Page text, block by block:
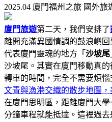
2025.04 廈門福州之旅 國外旅
廈門旅遊第二天，我們安排了
離開充滿異國情調的鼓浪嶼
代表廈門靈魂的地方「 沙坡尾
沙坡尾。其實在廈門移動真
轉車的時間，完全不需要煩惱
文青與漁港交織的散步地圖，
在廈門思明區，距離廈門大
分鐘車程就能抵達。這裡過